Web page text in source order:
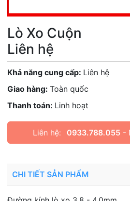
Lò Xo Cuộn
Liên hệ
Khả năng cung cấp: Liên hệ
Giao hàng: Toàn quốc
Thanh toán: Linh hoạt
Liên hệ: 0933.788.055-
CHI TIẾT SẢN PHẨM